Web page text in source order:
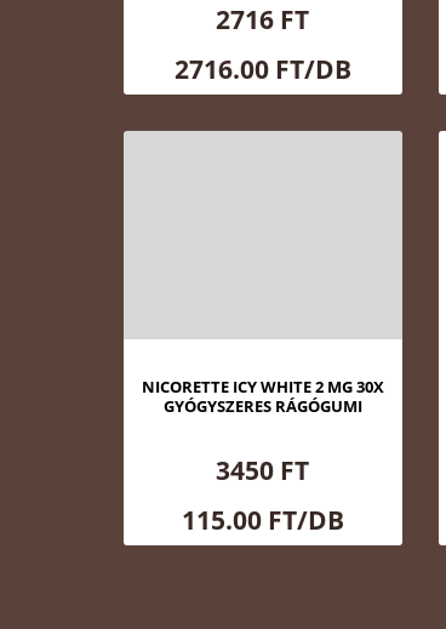
2716 FT
2716.00 FT/DB
NICORETTE ICY WHITE 2 MG 30X
GYÓGYSZERES RÁGÓGUMI
3450 FT
115.00 FT/DB